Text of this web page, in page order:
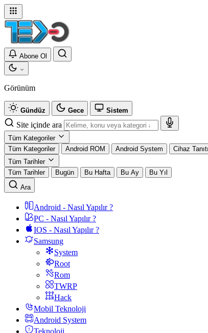
Abone Ol
Görünüm
Gündüz Gece Sistem
Site içinde ara
Tüm Kategoriler
Tüm Kategoriler
Android ROM Android System Cihaz
Tüm Tarihler
Tüm Tarihler
Bugün Bu Hafta Bu Ay
Bu Yıl
Ara
Android - Nasıl Yapılır ?
PC - Nasıl Yapılır ?
IOS - Nasıl Yapılır ?
Samsung
System
Root
Rom
TWRP
Hack
Mobil Teknoloji
Android System
Teknoloji